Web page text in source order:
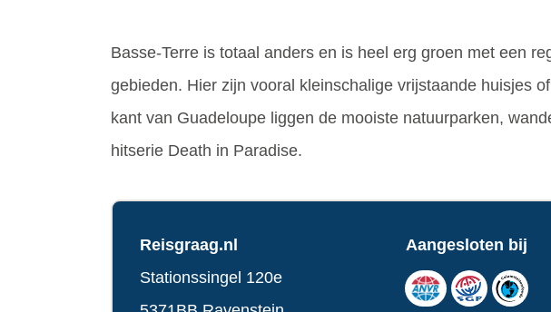
Basse-Terre is totaal anders en is heel erg groen met een
gebieden. Hier zijn vooral kleinschalige vrijstaande huisjes
kant van Guadeloupe liggen de mooiste natuurparken,
hitserie Death in Paradise.
Reisgraag.nl
Stationssingel 120e
Aangesloten bij